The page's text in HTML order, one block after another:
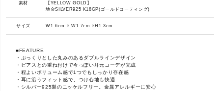
素材
【YELLOW GOLD】
地金SILVER925 K18GP(ゴールドコーティング)
サイズ W1.6cm × W1.7cm ×H1.3cm
■FEATURE
・ぷっくりとした丸みのあるダブルラインデザイン
・ピアスとの重ね付けで今っぽい耳元コーデが完成
・程よいボリューム感で1つでもしっかり存在感
・耳に沿うフィット感で、つけ心地も快適
・シルバー925製のニッケルフリー。金属アレルギーに安心